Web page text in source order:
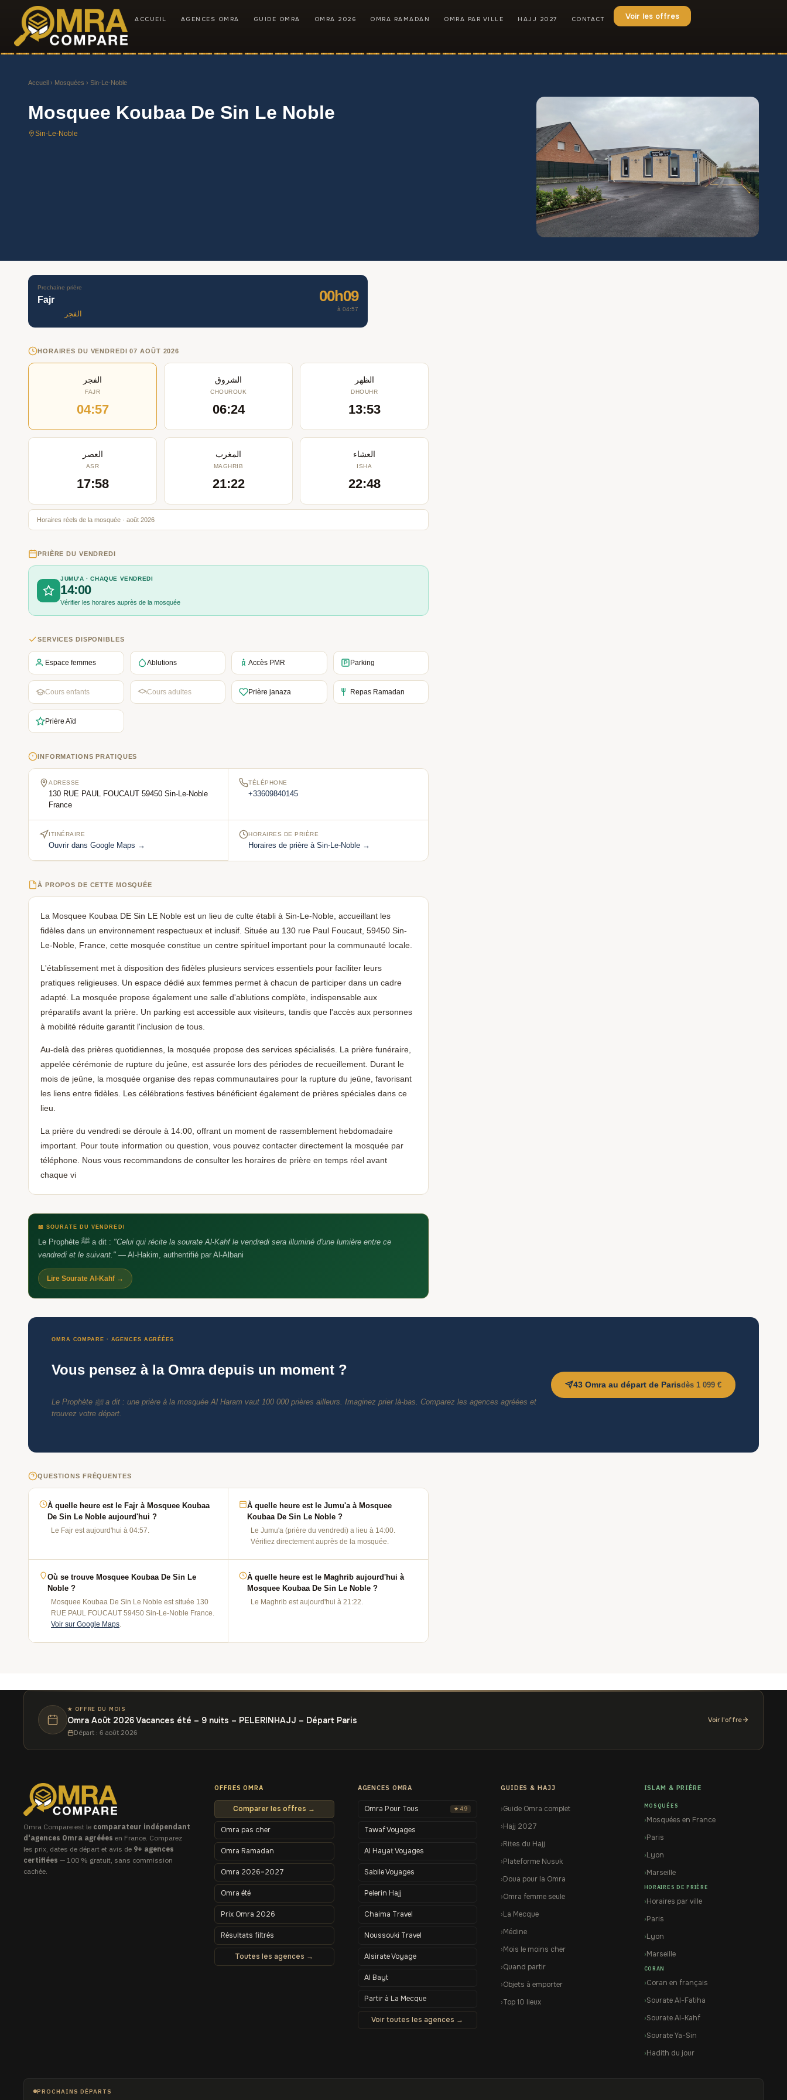
ACCUEIL AGENCES OMRA GUIDE OMRA OMRA 2026 OMRA RAMADAN OMRA PAR VILLE HAJJ 2027 CONTACT Voir les offres
Accueil › Mosquées › Sin-Le-Noble
Mosquee Koubaa De Sin Le Noble
Sin-Le-Noble
Prochaine prière
Fajr
الفجر
00h09
à 04:57
HORAIRES DU VENDREDI 07 AOÛT 2026
الفجر
FAJR
04:57
الشروق
CHOUROUK
06:24
الظهر
DHOUHR
13:53
العصر
ASR
17:58
المغرب
MAGHRIB
21:22
العشاء
ISHA
22:48
Horaires réels de la mosquée · août 2026
PRIÈRE DU VENDREDI
JUMU'A · CHAQUE VENDREDI
14:00
Vérifier les horaires auprès de la mosquée
SERVICES DISPONIBLES
Espace femmes Ablutions Accès PMR Parking
Cours enfants Cours adultes Prière janaza Repas Ramadan
Prière Aïd
INFORMATIONS PRATIQUES
ADRESSE
130 RUE PAUL FOUCAUT 59450 Sin-Le-Noble
France
TÉLÉPHONE
+33609840145
ITINÉRAIRE
Ouvrir dans Google Maps →
HORAIRES DE PRIÈRE
Horaires de prière à Sin-Le-Noble →
À PROPOS DE CETTE MOSQUÉE
La Mosquee Koubaa DE Sin LE Noble est un lieu de culte établi à Sin-Le-Noble, accueillant les
fidèles dans un environnement respectueux et inclusif. Située au 130 rue Paul Foucaut, 59450 Sin-
Le-Noble, France, cette mosquée constitue un centre spirituel important pour la communauté locale.
L'établissement met à disposition des fidèles plusieurs services essentiels pour faciliter leurs
pratiques religieuses. Un espace dédié aux femmes permet à chacun de participer dans un cadre
adapté. La mosquée propose également une salle d'ablutions complète, indispensable aux
préparatifs avant la prière. Un parking est accessible aux visiteurs, tandis que l'accès aux personnes
à mobilité réduite garantit l'inclusion de tous.
Au-delà des prières quotidiennes, la mosquée propose des services spécialisés. La prière funéraire,
appelée cérémonie de rupture du jeûne, est assurée lors des périodes de recueillement. Durant le
mois de jeûne, la mosquée organise des repas communautaires pour la rupture du jeûne, favorisant
les liens entre fidèles. Les célébrations festives bénéficient également de prières spéciales dans ce
lieu.
La prière du vendredi se déroule à 14:00, offrant un moment de rassemblement hebdomadaire
important. Pour toute information ou question, vous pouvez contacter directement la mosquée par
téléphone. Nous vous recommandons de consulter les horaires de prière en temps réel avant
chaque vi
📖 SOURATE DU VENDREDI
Le Prophète ﷺ a dit : "Celui qui récite la sourate Al-Kahf le vendredi sera illuminé d'une lumière entre ce
vendredi et le suivant." — Al-Hakim, authentifié par Al-Albani
Lire Sourate Al-Kahf →
OMRA COMPARE · AGENCES AGRÉÉES
Vous pensez à la Omra depuis un moment ?
Le Prophète ﷺ a dit : une prière à la mosquée Al Haram vaut 100 000 prières ailleurs. Imaginez prier là-bas. Comparez les agences agréées et
trouvez votre départ.
43 Omra au départ de Parisdès 1 099 €
QUESTIONS FRÉQUENTES
À quelle heure est le Fajr à Mosquee Koubaa
De Sin Le Noble aujourd'hui ?
Le Fajr est aujourd'hui à 04:57.
À quelle heure est le Jumu'a à Mosquee
Koubaa De Sin Le Noble ?
Le Jumu'a (prière du vendredi) a lieu à 14:00.
Vérifiez directement auprès de la mosquée.
Où se trouve Mosquee Koubaa De Sin Le
Noble ?
Mosquee Koubaa De Sin Le Noble est située 130
RUE PAUL FOUCAUT 59450 Sin-Le-Noble France.
Voir sur Google Maps
À quelle heure est le Maghrib aujourd'hui à
Mosquee Koubaa De Sin Le Noble ?
Le Maghrib est aujourd'hui à 21:22.
★ OFFRE DU MOIS
Omra Août 2026 Vacances été – 9 nuits – PELERINHAJJ – Départ Paris
Départ : 6 août 2026
Voir l'offre
Omra Compare est le comparateur indépendant
d'agences Omra agréées en France. Comparez
les prix, dates de départ et avis de 9+ agences
certifiées — 100 % gratuit, sans commission
cachée.
OFFRES OMRA
Comparer les offres →
Omra pas cher
Omra Ramadan
Omra 2026–2027
Omra été
Prix Omra 2026
Résultats filtrés
Toutes les agences →
AGENCES OMRA
Omra Pour Tous ★ 4.9
Tawaf Voyages
Al Hayat Voyages
Sabile Voyages
Pelerin Hajj
Chaima Travel
Noussouki Travel
Alsirate Voyage
Al Bayt
Partir à La Mecque
Voir toutes les agences →
GUIDES & HAJJ
Guide Omra complet
Hajj 2027
Rites du Hajj
Plateforme Nusuk
Doua pour la Omra
Omra femme seule
La Mecque
Médine
Mois le moins cher
Quand partir
Objets à emporter
Top 10 lieux
ISLAM & PRIÈRE
MOSQUÉES
Mosquées en France
Paris
Lyon
Marseille
HORAIRES DE PRIÈRE
Horaires par ville
Paris
Lyon
Marseille
CORAN
Coran en français
Sourate Al-Fatiha
Sourate Al-Kahf
Sourate Ya-Sin
Hadith du jour
PROCHAINS DÉPARTS
🕌 Un avis Google, ça fait toute la différence —
barakAllahu fik